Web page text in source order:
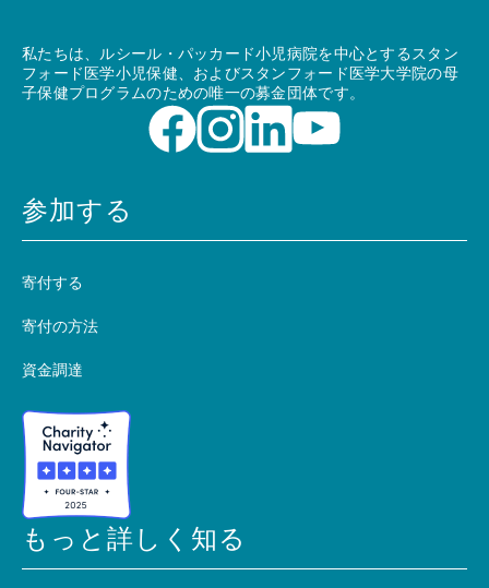
私たちは、ルシール・パッカード小児病院を中心とするスタン
フォード医学小児保健、およびスタンフォード医学大学院の母
子保健プログラムのための唯一の募金団体です。
参加する
寄付する
寄付の方法
資金調達
もっと詳しく知る